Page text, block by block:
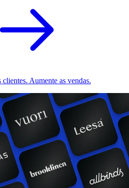
Aumente as vendas.